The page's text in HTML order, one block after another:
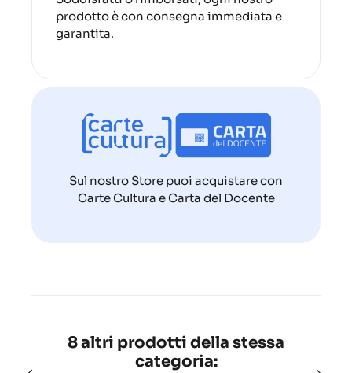
prodotto è con consegna immediata e
garantita.
Sul nostro Store puoi acquistare con
Carte Cultura e Carta del Docente
8 altri prodotti della stessa
categoria: